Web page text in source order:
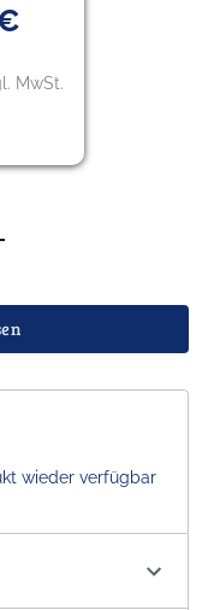
MwSt.
wieder verfügbar